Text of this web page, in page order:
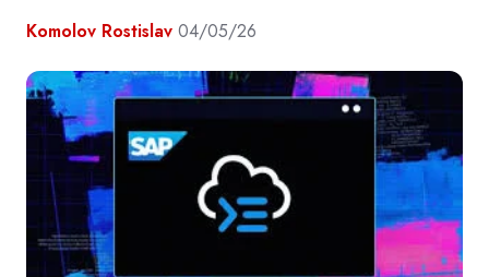
Komolov Rostislav 04/05/26